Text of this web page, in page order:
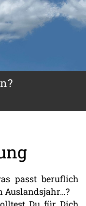
passt beruflich
Auslandsjahr…?